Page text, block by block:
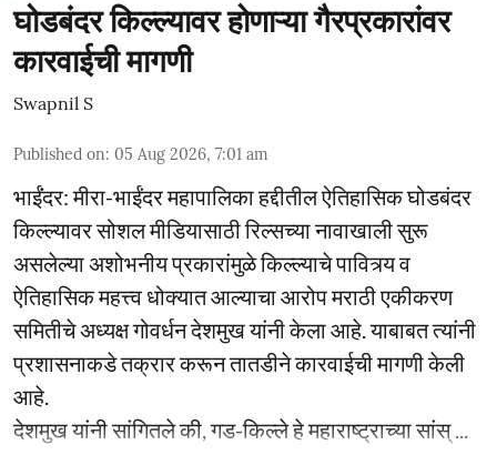
घोडबंदर किल्ल्यावर होणाऱ्या गैरप्रकारांवर
कारवाईची मागणी
Swapnil S
Published on: 05 Aug 2026, 7:01 am
भाईंंदर: मीरा-भाईंदर महापालिका हद्दीतील ऐतिहासिक घोडबंदर
किल्ल्यावर सोशल मीडियासाठी रिल्सच्या नावाखाली सुरू
असलेल्या अशोभनीय प्रकारांमुळे किल्ल्याचे पावित्र्य व
ऐतिहासिक महत्त्व धोक्यात आल्याचा आरोप मराठी एकीकरण
समितीचे अध्यक्ष गोवर्धन देशमुख यांनी केला आहे. याबाबत त्यांनी
प्रशासनाकडे तक्रार करून तातडीने कारवाईची मागणी केली
आहे.
देशमुख यांनी सांगितले की, गड-किल्ले हे महाराष्ट्राच्या सांस् ...